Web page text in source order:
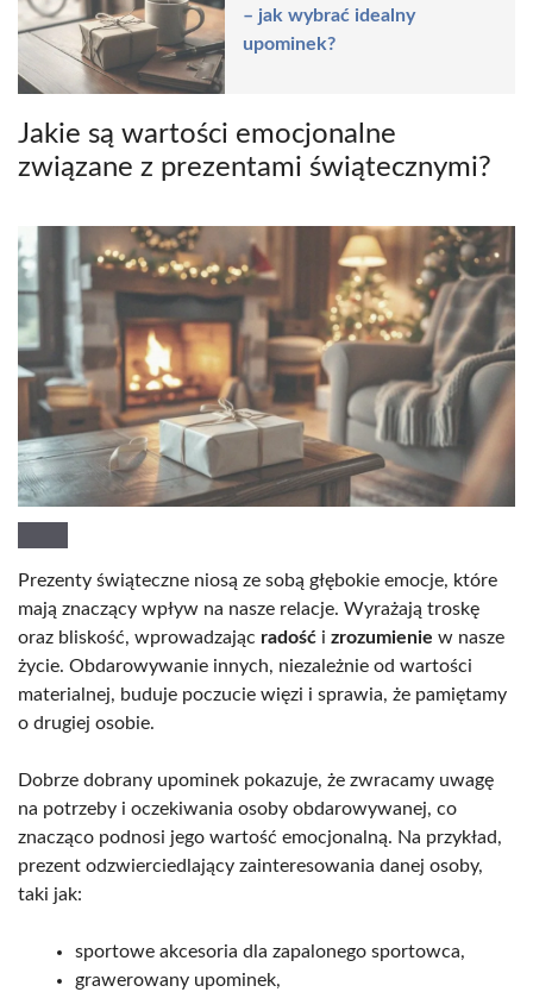
– jak wybrać idealny
upominek?
Jakie są wartości emocjonalne
związane z prezentami świątecznymi?
Prezenty świąteczne niosą ze sobą głębokie emocje, które
mają znaczący wpływ na nasze relacje. Wyrażają troskę
oraz bliskość, wprowadzając radość i zrozumienie w nasze
życie. Obdarowywanie innych, niezależnie od wartości
materialnej, buduje poczucie więzi i sprawia, że pamiętamy
o drugiej osobie.
Dobrze dobrany upominek pokazuje, że zwracamy uwagę
na potrzeby i oczekiwania osoby obdarowywanej, co
znacząco podnosi jego wartość emocjonalną. Na przykład,
prezent odzwierciedlający zainteresowania danej osoby,
taki jak:
sportowe akcesoria dla zapalonego sportowca,
grawerowany upominek,